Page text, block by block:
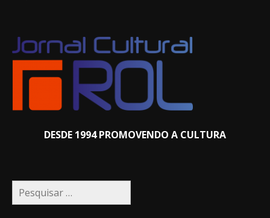
DESDE 1994 PROMOVENDO A CULTURA
Pesquisar
por: